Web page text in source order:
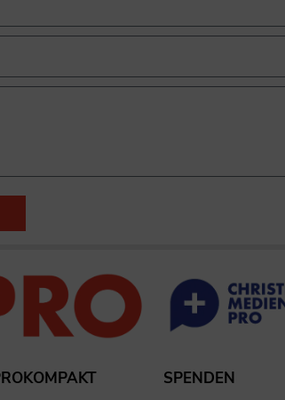
SPENDEN